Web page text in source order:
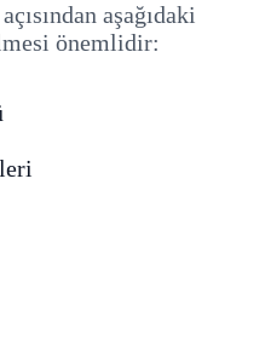
aşağıdaki
önemlidir: